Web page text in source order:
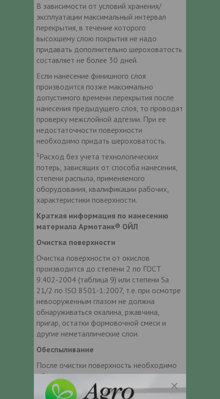
В зависимости от условий хранения/
эксплуатации максимальный интервал
перекрытия, в течение которого
высохшему слою покрытия не надо
придавать дополнительно шероховатость
составляет не более 30 дней.
Если нанесение финишного слоя
производится позже максимально
допустимого времени перекрытия после
нанесения предыдущего слоя, то проводят
проверку межслойной адгезии. При ее
недостаточности поверхности
необходимо придать шероховатость.
¹Расход без учета технологических
потерь, зависящих от способа нанесения,
степени распыла, применяемого
оборудования, квалификации рабочих,
характеристики поверхности.
Краткая информация по нанесению
материала Армотанк® ОЙЛ
Очистка поверхности
Очистка поверхности от окислов
производится до степени 2 по ГОСТ
9.402-2004 (таблица 9) или степени Sa
21/2 по ISO 8501-1:2007, т.е. при осмотре
невооруженным глазом не должна
обнаруживаться окалина, ржавчина,
пригар, остатки формовочной смеси и
другие неметаллические слои.
Обеспыливание
После очистки поверхность необходимо
обеспылить промышленным пылесосом
или сжатым воздухом без содержания